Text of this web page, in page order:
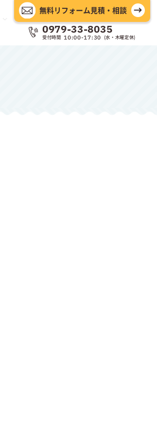
無料リフォーム見積・相談
0979-33-8035
受付時間 10:00-17:30 (水・木曜定休)